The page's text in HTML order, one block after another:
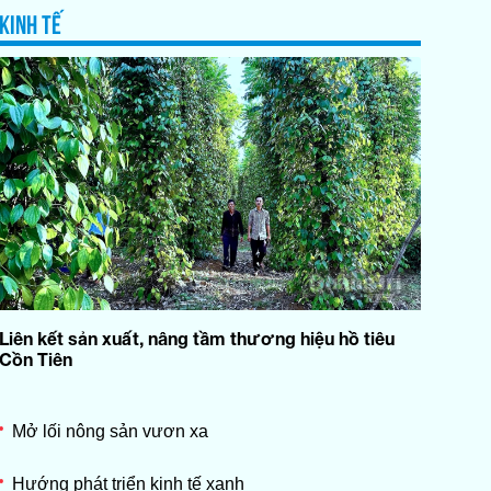
KINH TẾ
Liên kết sản xuất, nâng tầm thương hiệu hồ tiêu
Cồn Tiên
Mở lối nông sản vươn xa
Hướng phát triển kinh tế xanh
du lịch
09:45
Phóng sự: Vai trò chủ thể của
người dân trong xây dựng
nông thôn mới
10:00
Phim truyện: Bình minh đang
lên - Tập 3
10:00
Thi đua là yêu nước: Thi đua
xây dựng nông thôn mới hiện
đại
10:15 màu quê hương trong tranh của
10:30
Tình quê của Phạm Đình Trung
Cuộc sống quanh ta: Những